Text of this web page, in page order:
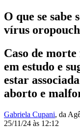
O que se sabe
vírus
Caso de
em estudo e
estar
aborto e
Gabriela Cupani, da
25/11/24 às 12:12